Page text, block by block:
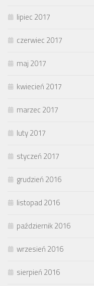
lipiec 2017
czerwiec 2017
maj 2017
kwiecień 2017
marzec 2017
luty 2017
styczeń 2017
grudzień 2016
listopad 2016
październik 2016
wrzesień 2016
sierpień 2016